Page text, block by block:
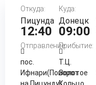
Откуда:
Пицунда
12:40
Отправление:
пос.
Ифнари(Поворот
на Пицунду)
Куда:
Донецк
09:00
Прибытие:
Т.Ц.
Золотое
Кольцо